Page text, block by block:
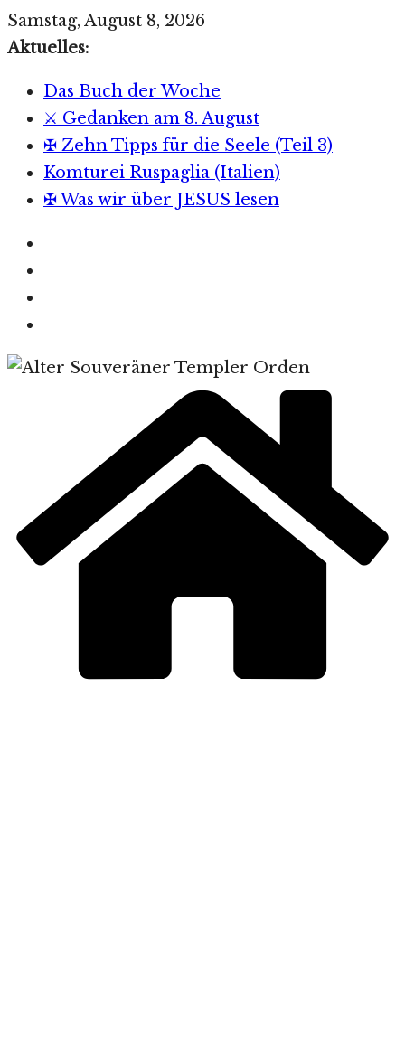
Zum
Inhalt
Samstag, August 8, 2026
Aktuelles:
Das Buch der Woche
⚔️ Gedanken am 8. August
✠ Zehn Tipps für die Seele (Teil 3)
Komturei Ruspaglia (Italien)
✠ Was wir über JESUS lesen